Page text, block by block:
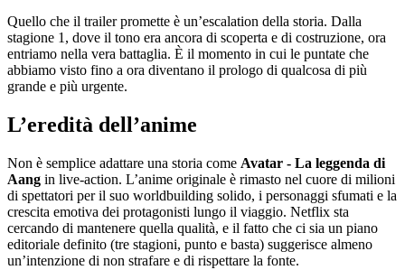
Quello che il trailer promette è un’escalation della storia. Dalla
stagione 1, dove il tono era ancora di scoperta e di costruzione, ora
entriamo nella vera battaglia. È il momento in cui le puntate che
abbiamo visto fino a ora diventano il prologo di qualcosa di più
grande e più urgente.
L’eredità dell’anime
Non è semplice adattare una storia come Avatar - La leggenda di
Aang in live-action. L’anime originale è rimasto nel cuore di milioni
di spettatori per il suo worldbuilding solido, i personaggi sfumati e la
crescita emotiva dei protagonisti lungo il viaggio. Netflix sta
cercando di mantenere quella qualità, e il fatto che ci sia un piano
editoriale definito (tre stagioni, punto e basta) suggerisce almeno
un’intenzione di non strafare e di rispettare la fonte.